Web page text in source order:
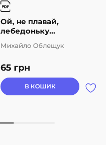
Ой, не плавай,
лебедоньку...
65 грн
Михайло Облещук
В КОШИК